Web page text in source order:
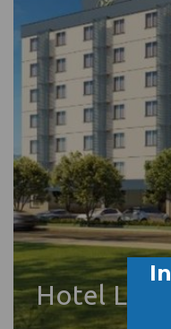
Hotel Le